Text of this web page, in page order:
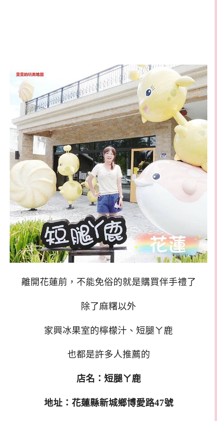
離開花蓮前，不能免俗的就是購買伴手禮了
除了麻糬以外
家興冰果室的檸檬汁、短腿ㄚ鹿
也都是許多人推薦的
店名：短腿ㄚ鹿
地址：花蓮縣新城鄉博愛路47號